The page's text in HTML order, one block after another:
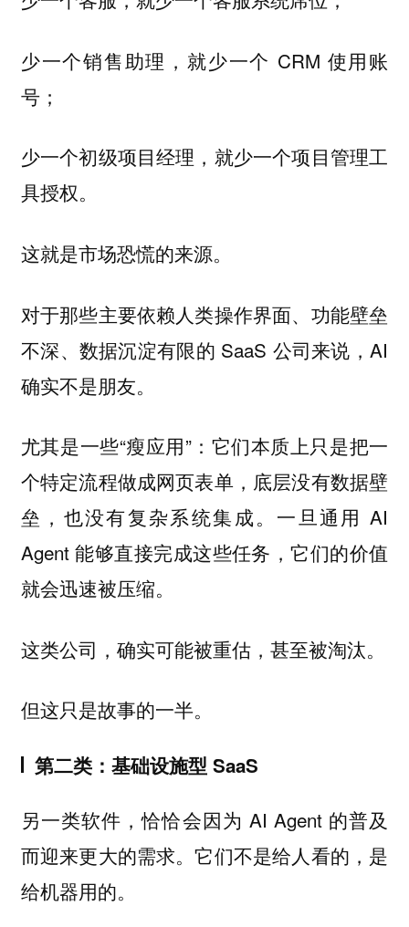
少一个销售助理，就少一个 CRM 使用账
号；
少一个初级项目经理，就少一个项目管理工
具授权。
这就是市场恐慌的来源。
对于那些主要依赖人类操作界面、功能壁垒
不深、数据沉淀有限的 SaaS 公司来说，AI
确实不是朋友。
尤其是一些“瘦应用”：它们本质上只是把一
个特定流程做成网页表单，底层没有数据壁
垒，也没有复杂系统集成。一旦通用 AI
Agent 能够直接完成这些任务，它们的价值
就会迅速被压缩。
这类公司，确实可能被重估，甚至被淘汰。
但这只是故事的一半。
第二类：基础设施型 SaaS
另一类软件，恰恰会因为 AI Agent 的普及
而迎来更大的需求。它们不是给人看的，是
给机器用的。